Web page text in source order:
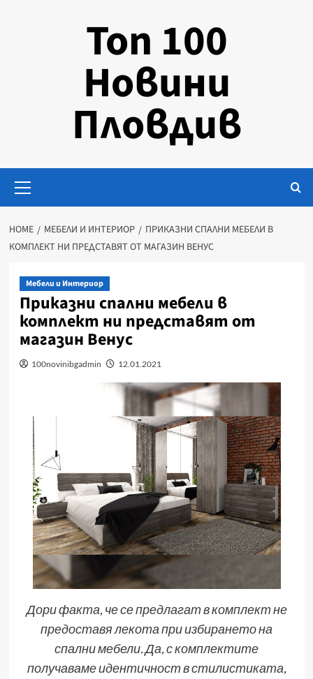
Топ 100
Новини
Пловдив
Menu
HOME МЕБЕЛИ И ИНТЕРИОР
ПРИКАЗНИ СПАЛНИ МЕБЕЛИ В
КОМПЛЕКТ НИ ПРЕДСТАВЯТ ОТ МАГАЗИН ВЕНУС
Мебели и Интериор
Приказни спални мебели в
комплект ни представят от
магазин Венус
100novinibgadmin 12.01.2021
Дори факта, че се предлагат в комплект не
предоставя лекота при избирането на
спални мебели. Да, с комплектите
получаваме идентичност в стилистиката,